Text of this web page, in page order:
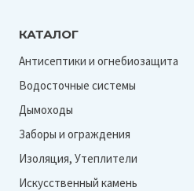
КАТАЛОГ
Антисептики и огнебиозащита
Водосточные системы
Дымоходы
Заборы и ограждения
Изоляция, Утеплители
Искусственный камень